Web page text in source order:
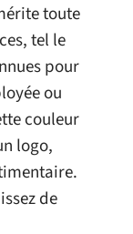
toute
tel le
pour
ou
couleur
logo,
de